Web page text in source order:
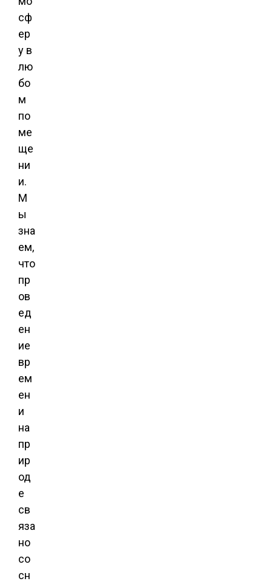
сф
ер
у в
лю
бо
м
по
ме
ще
ни
и.
М
ы
зна
ем,
что
пр
ов
ед
ен
ие
вр
ем
ен
и
на
пр
ир
од
е
св
яза
но
со
сн